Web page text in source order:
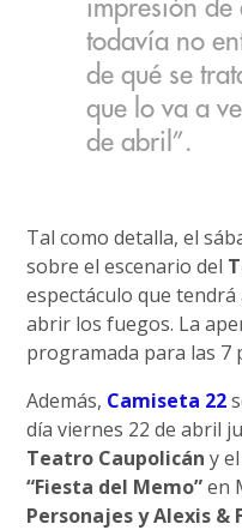
impresión de
todavía no
de qué se
que lo va a
de abril”.
Tal como detalla, el
sobre el escenario del
espectáculo que
abrir los fuegos. La
programada para las 7
Además, Camiseta 22
día viernes 22 de abril
Teatro Caupolicán y
“Fiesta del Memo”en
Personajes y Alexis &